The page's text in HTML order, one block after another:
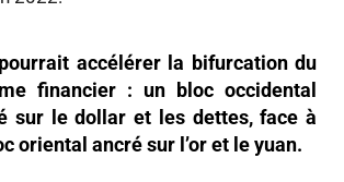
accélérer la bifurcation du
financier : un bloc occidental
sur le dollar et les dettes, face à
oriental ancré sur l’or et le yuan.